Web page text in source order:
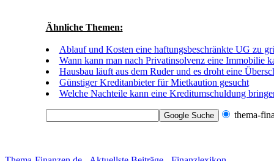
Ähnliche Themen:
Ablauf und Kosten eine haftungsbeschränkte UG zu
Wann kann man nach Privatinsolvenz eine Immobilie
Hausbau läuft aus dem Ruder und es droht eine
Günstiger Kreditanbieter für Mietkaution gesucht
Welche Nachteile kann eine Kreditumschuldung
thema-